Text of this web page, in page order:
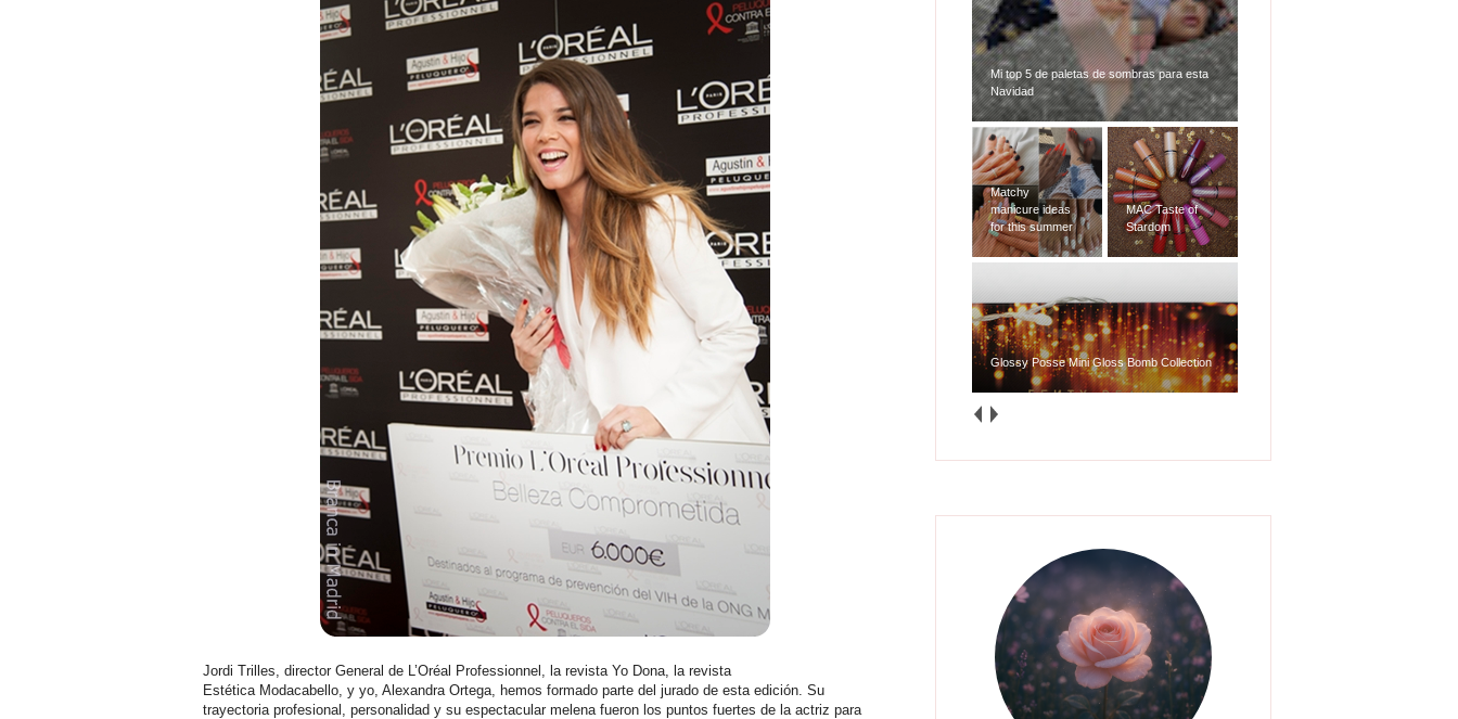
Jordi Trilles, director General de L’Oréal Professionnel, la revista Yo Dona, la revista
Estética Modacabello, y yo, Alexandra Ortega, hemos formado parte del jurado de esta edición. Su
trayectoria profesional, personalidad y su espectacular melena fueron los puntos fuertes de la actriz para
Mi top 5 de paletas de sombras para esta
Navidad
Matchy
manicure ideas
for this summer
MAC Taste of
Stardom
Glossy Posse Mini Gloss Bomb Collection